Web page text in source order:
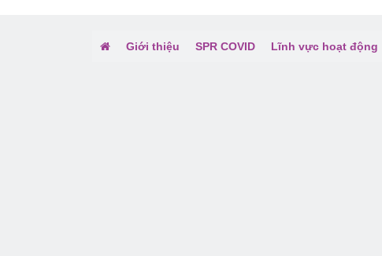
Giới thiệu SPR COVID Lĩnh vực hoạt động